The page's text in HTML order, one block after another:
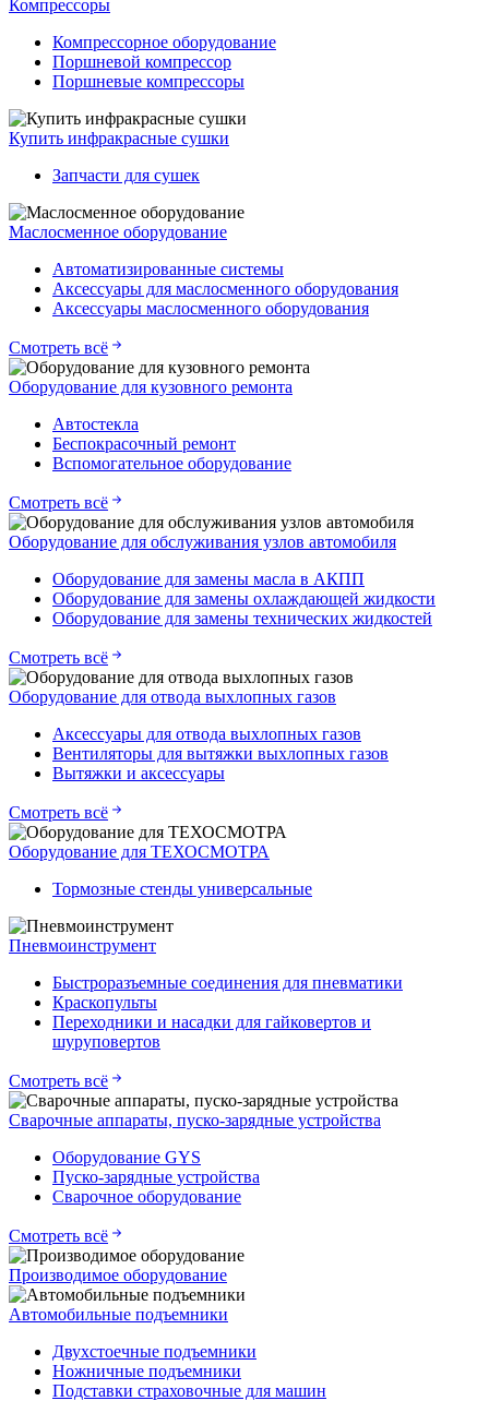
Компрессоры
Компрессорное оборудование
Поршневой компрессор
Поршневые компрессоры
Купить инфракрасные сушки
Запчасти для сушек
Маслосменное оборудование
Автоматизированные системы
Аксессуары для маслосменного оборудования
Аксессуары маслосменного оборудования
Смотреть всё
Оборудование для кузовного ремонта
Автостекла
Беспокрасочный ремонт
Вспомогательное оборудование
Смотреть всё
Оборудование для обслуживания узлов автомобиля
Оборудование для замены масла в АКПП
Оборудование для замены охлаждающей жидкости
Оборудование для замены технических жидкостей
Смотреть всё
Оборудование для отвода выхлопных газов
Аксессуары для отвода выхлопных газов
Вентиляторы для вытяжки выхлопных газов
Вытяжки и аксессуары
Смотреть всё
Оборудование для ТЕХОСМОТРА
Тормозные стенды универсальные
Пневмоинструмент
Быстроразъемные соединения для пневматики
Краскопульты
Переходники и насадки для гайковертов и
шуруповертов
Смотреть всё
Сварочные аппараты, пуско-зарядные устройства
Оборудование GYS
Пуско-зарядные устройства
Сварочное оборудование
Смотреть всё
Производимое оборудование
Автомобильные подъемники
Двухстоечные подъемники
Ножничные подъемники
Подставки страховочные для машин